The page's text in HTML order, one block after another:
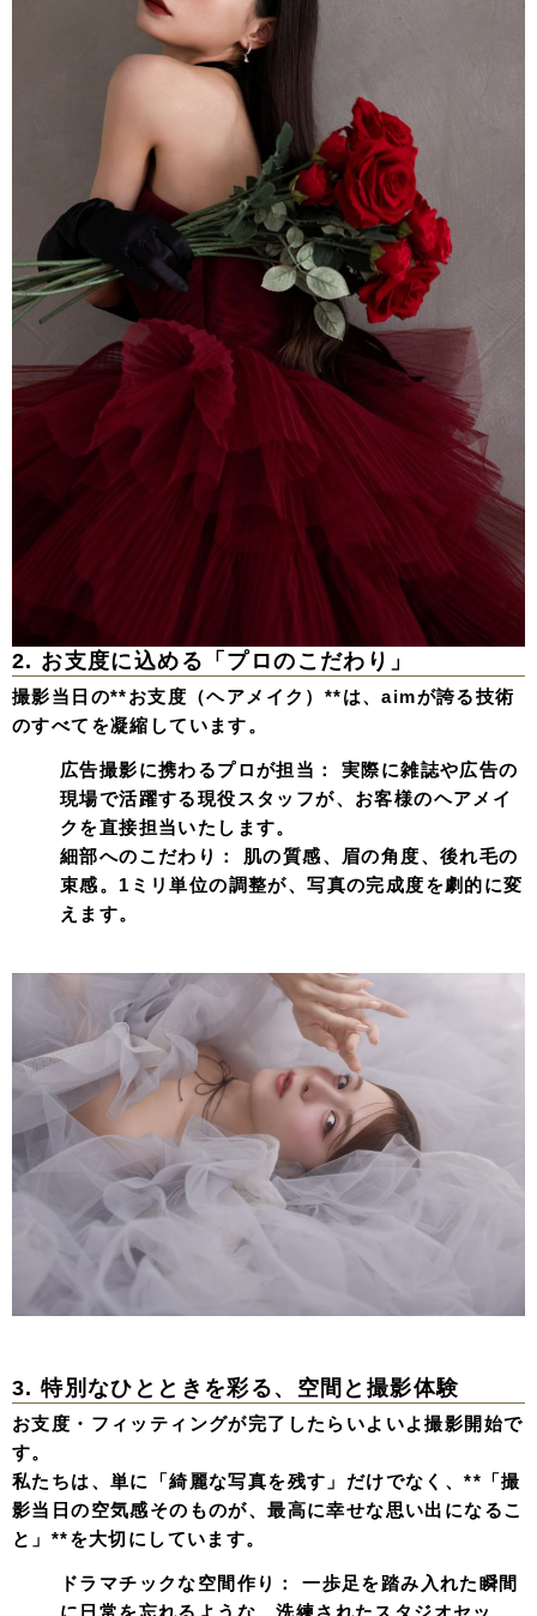
2. お支度に込める「プロのこだわり」
撮影当日の**お支度（ヘアメイク）**は、aimが誇る技術
のすべてを凝縮しています。
広告撮影に携わるプロが担当：
実際に雑誌や広告の
現場で活躍する現役スタッフが、お客様のヘアメイ
クを直接担当いたします。
細部へのこだわり：
肌の質感、眉の角度、後れ毛の
束感。1ミリ単位の調整が、写真の完成度を劇的に変
えます。
3. 特別なひとときを彩る、空間と撮影体験
お支度・フィッティングが完了したらいよいよ撮影開始で
す。
私たちは、単に「綺麗な写真を残す」だけでなく、**「撮
影当日の空気感そのものが、最高に幸せな思い出になるこ
と」**を大切にしています。
ドラマチックな空間作り：
一歩足を踏み入れた瞬間
に日常を忘れるような、洗練されたスタジオセッ